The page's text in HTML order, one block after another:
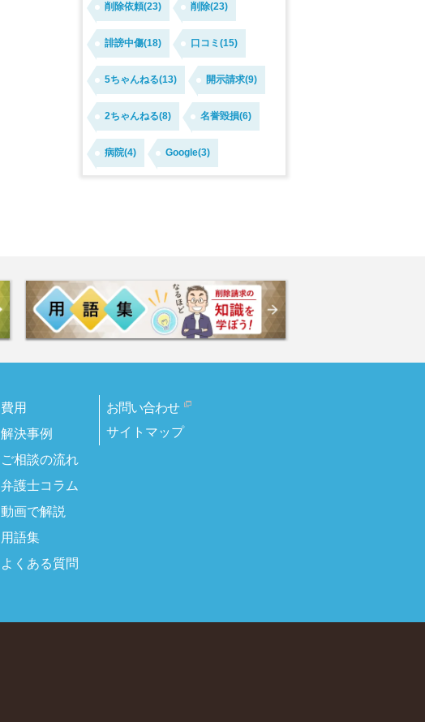
削除依頼(23) 削除(23)
誹謗中傷(18) 口コミ(15)
5ちゃんねる(13) 開示請求(9)
2ちゃんねる(8) 名誉毀損(6)
病院(4) Google(3)
費用
解決事例
ご相談の流れ
弁護士コラム
動画で解説
用語集
よくある質問
お問い合わせ
サイトマップ